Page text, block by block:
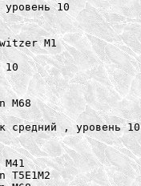
10
M1
10
M68
средний , уровень 10
T5E1M2